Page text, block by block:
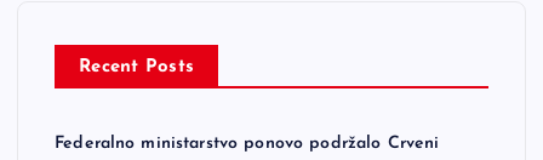
Recent Posts
Federalno ministarstvo ponovo podržalo Crveni